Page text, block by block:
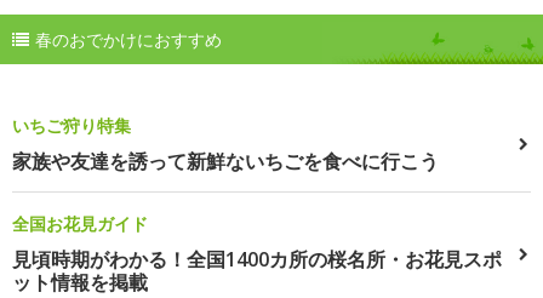
春のおでかけにおすすめ
いちご狩り特集
家族や友達を誘って新鮮ないちごを食べに行こう
全国お花見ガイド
見頃時期がわかる！全国1400カ所の桜名所・お花見スポ
ット情報を掲載